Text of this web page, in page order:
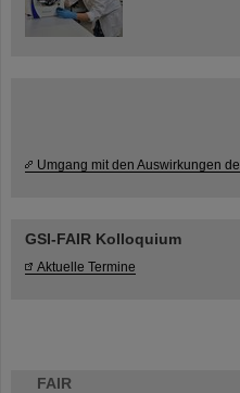
FAIR
Umgang mit den Auswirkungen
GSI-FAIR Kolloquium
Aktuelle Termine